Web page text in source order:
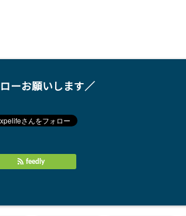
ーお願いします／
feedly